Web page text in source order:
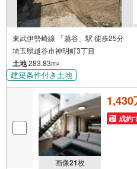
東武伊勢崎線 「越谷」駅 徒歩25分
埼玉県越谷市神明町3丁目
土地283.83m2
建築条件付き土地
画像21枚
1,430
成約